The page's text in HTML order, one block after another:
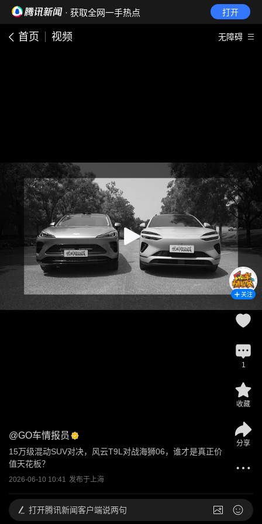
· 获取全网一手热点 打开
首页 视频 无障碍
@GO车情报员
15万级混动SUV对决，风云T9L对战海狮06，谁才是真正价
值天花板？
2026-06-10 10:41 发布于上海
关注
1
收藏
分享
打开腾讯新闻客户端说两句